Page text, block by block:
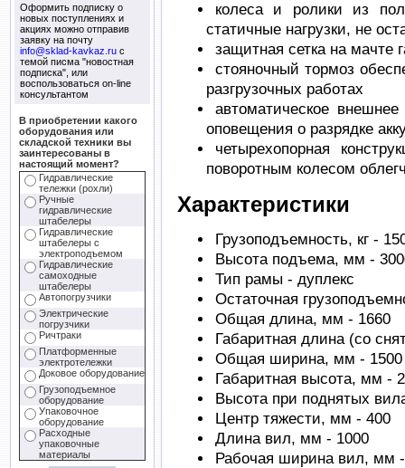
Оформить подписку о
новых поступлениях и
акциях можно отправив
заявку на почту
info@sklad-kavkaz.ruс
темой писма "новостная
подписка", или
воспользоваться on-line
консультантом
В приобретении какого
оборудования или
складской техники вы
заинтересованы в
настоящий момент?
Гидравлические
тележки (рохли)
Ручные
гидравлические
штабелеры
Гидравлические
штабелеры с
электроподъемом
Гидравлические
самоходные
штабелеры
Автопогрузчики
Электрические
погрузчики
Ричтраки
Платформенные
электротележки
Доковое оборудование
Грузоподъемное
оборудование
Упаковочное
оборудование
Расходные
упаковочные
материалы
колеса и ролики из
статичные нагрузки, не
защитная сетка на мачте
стояночный тормоз
разгрузочных работах
автоматическое
оповещения о разрядке
четырехопорная
поворотным колесом
Характеристики
Грузоподъемность, кг -
Высота подъема, мм -
Тип рамы - дуплекс
Остаточная
Общая длина, мм - 1660
Габаритная длина (со
Общая ширина, мм - 1500
Габаритная высота, мм -
Высота при поднятых
Центр тяжести, мм - 400
Длина вил, мм - 1000
Рабочая ширина вил, мм